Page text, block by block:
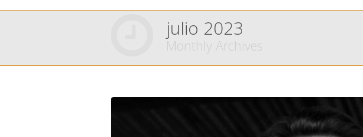
julio 2023
Monthly Archives